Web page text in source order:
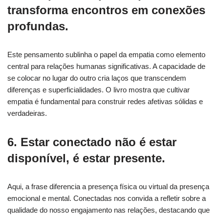
transforma encontros em conexões
profundas.
Este pensamento sublinha o papel da empatia como elemento
central para relações humanas significativas. A capacidade de
se colocar no lugar do outro cria laços que transcendem
diferenças e superficialidades. O livro mostra que cultivar
empatia é fundamental para construir redes afetivas sólidas e
verdadeiras.
6. Estar conectado não é estar
disponível, é estar presente.
Aqui, a frase diferencia a presença física ou virtual da presença
emocional e mental. Conectadas nos convida a refletir sobre a
qualidade do nosso engajamento nas relações, destacando que